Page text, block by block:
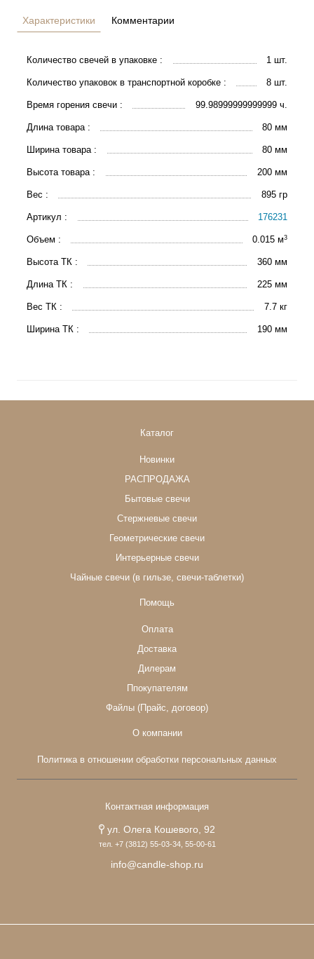
Характеристики
Количество свечей в упаковке : 1 шт.
Количество упаковок в транспортной коробке : 8 шт.
Время горения свечи : 99.98999999999999 ч.
Длина товара : 80 мм
Ширина товара : 80 мм
Высота товара : 200 мм
Вес : 895 гр
Артикул : 176231
Объем : 0.015 м3
Высота ТК : 360 мм
Длина ТК : 225 мм
Вес ТК : 7.7 кг
Ширина ТК : 190 мм
Комментарии
Каталог
Новинки
РАСПРОДАЖА
Бытовые свечи
Стержневые свечи
Геометрические свечи
Интерьерные свечи
Чайные свечи (в гильзе, свечи-таблетки)
Помощь
Оплата
Доставка
Дилерам
Ппокупателям
Файлы (Прайс, договор)
О компании
Политика в отношении обработки персональных данных
Контактная информация
ул. Олега Кошевого, 92
тел. +7 (3812) 55-03-34, 55-00-61
info@candle-shop.ru